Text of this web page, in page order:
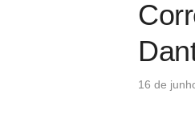
Posted
16 de